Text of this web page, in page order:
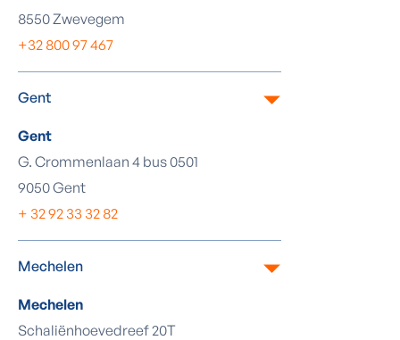
8550 Zwevegem
+32 800 97 467
Gent
Gent
G. Crommenlaan 4 bus 0501
9050 Gent
+ 32 92 33 32 82
Mechelen
Mechelen
Schaliënhoevedreef 20T